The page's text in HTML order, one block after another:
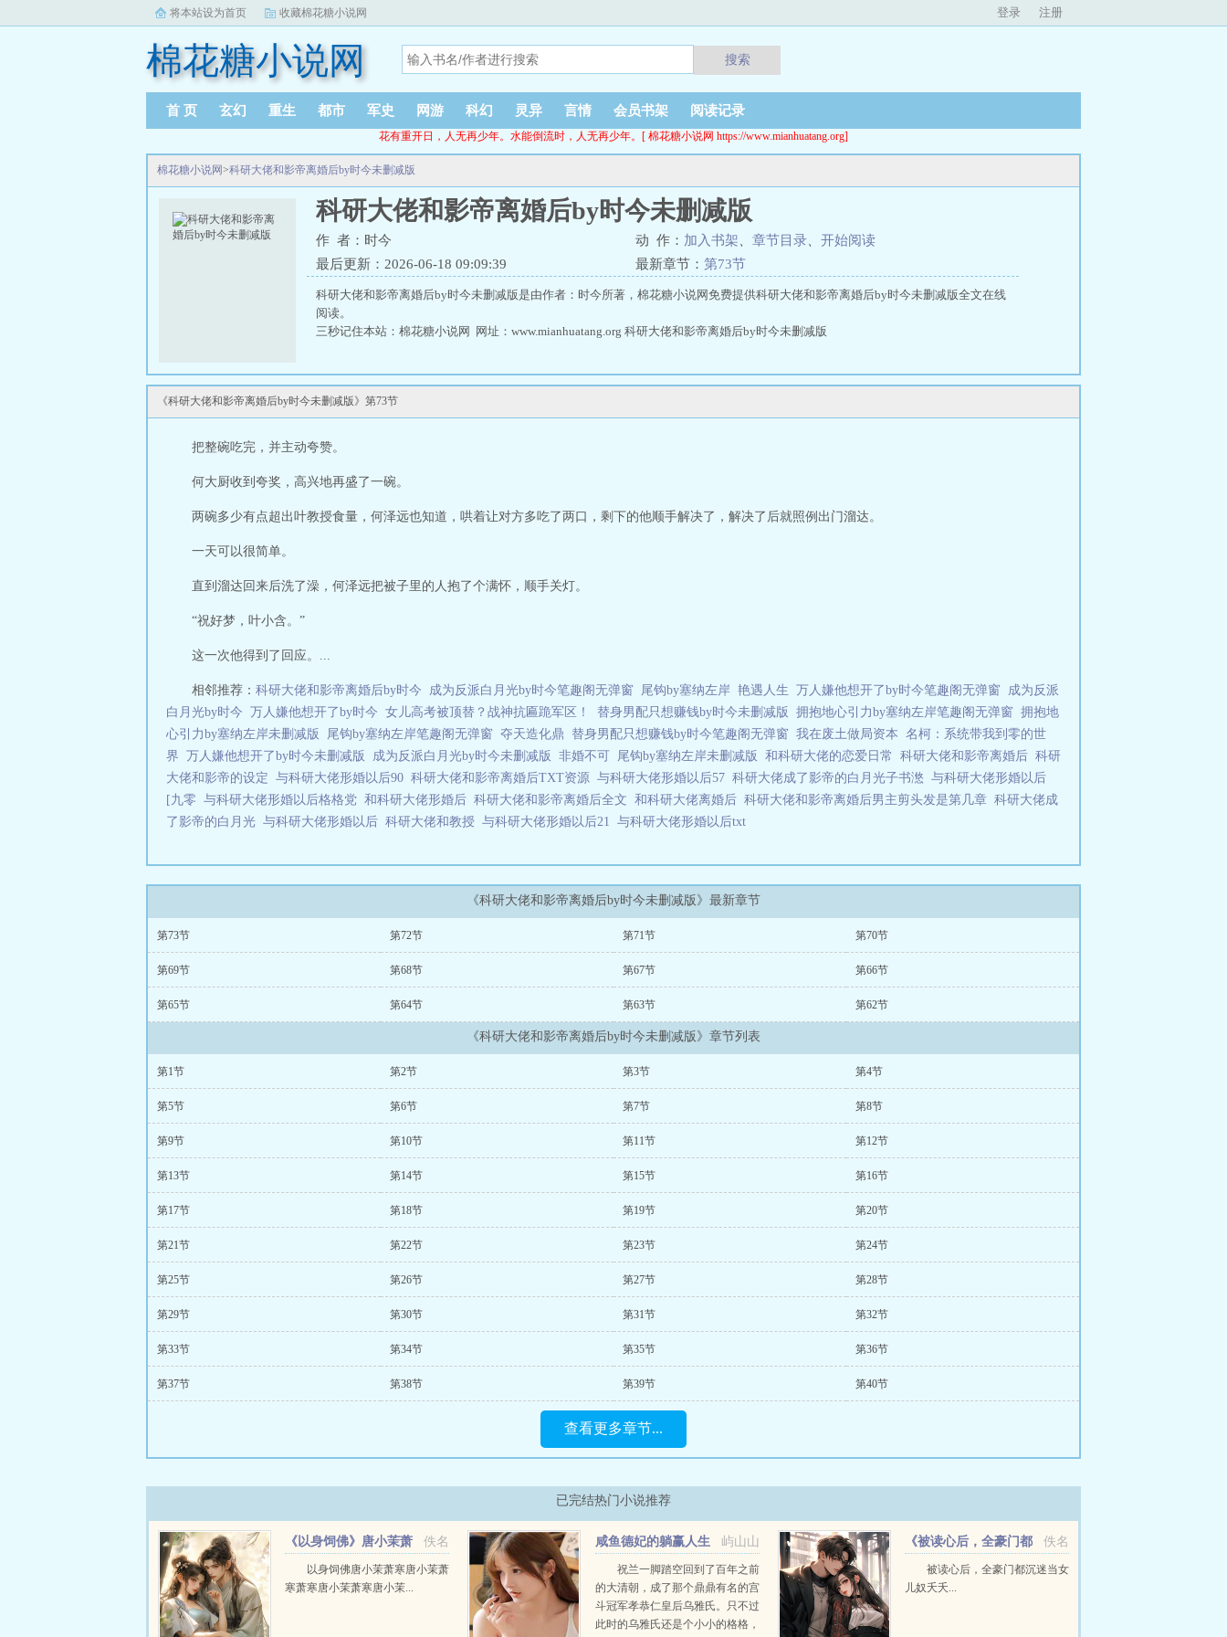
将本站设为首页 收藏棉花糖小说网 登录 注册
棉花糖小说网 搜索
首 页 玄幻 重生 都市 军史 网游 科幻 灵异 言情 会员书架 阅读记录
花有重开日，人无再少年。水能倒流时，人无再少年。[ 棉花糖小说网 https://www.mianhuatang.org]
棉花糖小说网>科研大佬和影帝离婚后by时今未删减版
科研大佬和影帝离婚后by时今未删减版
作 者：时今 动 作： 加入书架 章节目录
开始阅读
最后更新：2026-06-18 09:09:39
最新章节： 第73节
科研大佬和影帝离婚后by时今未删减版是由作者：时今所著，棉花糖小说网免费提供科研大佬和影帝离婚后by时今未删减版全文在线
阅读。
三秒记住本站：棉花糖小说网 网址：www.mianhuatang.org 科研大佬和影帝离婚后by时今未删减版
《科研大佬和影帝离婚后by时今未删减版》第73节
把整碗吃完，并主动夸赞。
何大厨收到夸奖，高兴地再盛了一碗。
两碗多少有点超出叶教授食量，何泽远也知道，哄着让对方多吃了两口，剩下的他顺手解决了，解决了后就照例出门溜达。
一天可以很简单。
直到溜达回来后洗了澡，何泽远把被子里的人抱了个满怀，顺手关灯。
“祝好梦，叶小含。”
这一次他得到了回应。...
相邻推荐： 科研大佬和影帝离婚后by时今 成为反派白月光by时今笔趣阁无弹窗 尾钩by塞纳左岸 艳遇人生 万人嫌他想开了by时今笔趣阁无弹窗
成为反派
白月光by时今 万人嫌他想开了by时今 女儿高考被顶替？战神抗匾跪军区！ 替身男配只想赚钱by时今未删减版 拥抱地心引力by塞纳左岸笔趣阁无弹窗 拥抱地
心引力by塞纳左岸未删减版
尾钩by塞纳左岸笔趣阁无弹窗 夺天造化鼎 替身男配只想赚钱by时今笔趣阁无弹窗 我在废土做局资本 名柯：系统带我到零的世
界 万人嫌他想开了by时今未删减版 成为反派白月光by时今未删减版 非婚不可 尾钩by塞纳左岸未删减版 和科研大佬的恋爱日常 科研大佬和影帝离婚后 科研
大佬和影帝的设定 与科研大佬形婚以后90 科研大佬和影帝离婚后TXT资源 与科研大佬形婚以后57 科研大佬成了影帝的白月光子书滺 与科研大佬形婚以后
[九零 与科研大佬形婚以后格格党 和科研大佬形婚后 科研大佬和影帝离婚后全文 和科研大佬离婚后 科研大佬和影帝离婚后男主剪头发是第几章 科研大佬成
了影帝的白月光 与科研大佬形婚以后 科研大佬和教授 与科研大佬形婚以后21 与科研大佬形婚以后txt
《科研大佬和影帝离婚后by时今未删减版》最新章节
第73节 第72节 第71节 第70节
第69节 第68节 第67节 第66节
第65节 第64节 第63节 第62节
《科研大佬和影帝离婚后by时今未删减版》章节列表
第1节 第2节 第3节 第4节
第5节 第6节 第7节 第8节
第9节 第10节 第11节 第12节
第13节 第14节 第15节 第16节
第17节 第18节 第19节 第20节
第21节 第22节 第23节 第24节
第25节 第26节 第27节 第28节
第29节 第30节 第31节 第32节
第33节 第34节 第35节 第36节
第37节 第38节 第39节 第40节
查看更多章节...
已完结热门小说推荐
佚名
《以身饲佛》唐小茉萧
以身饲佛唐小茉萧寒唐小茉萧
寒萧寒唐小茉萧寒唐小茉...
屿山山
咸鱼德妃的躺赢人生
祝兰一脚踏空回到了百年之前
的大清朝，成了那个鼎鼎有名的宫
斗冠军孝恭仁皇后乌雅氏。只不过
此时的乌雅氏还是个小小的格格，
佚名
《被读心后，全豪门都
沉迷当女儿奴》夭夭
被读心后，全豪门都沉迷当女
儿奴夭夭...